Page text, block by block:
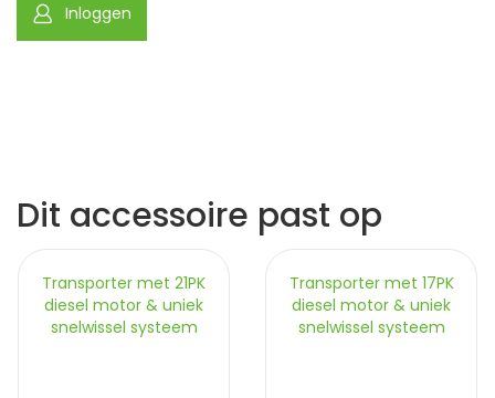
Inloggen
Dit accessoire past op
Transporter met 21PK
diesel motor & uniek
snelwissel systeem
Transporter met 17PK
diesel motor & uniek
snelwissel systeem